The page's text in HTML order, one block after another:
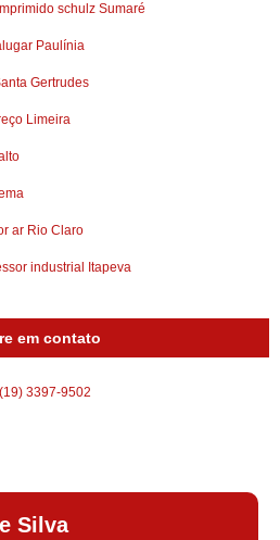
schulz Sumaré
Paulínia
Gertrudes
Limeira
ar Rio Claro
industrial Itapeva
em contato
3397-9502
Alves